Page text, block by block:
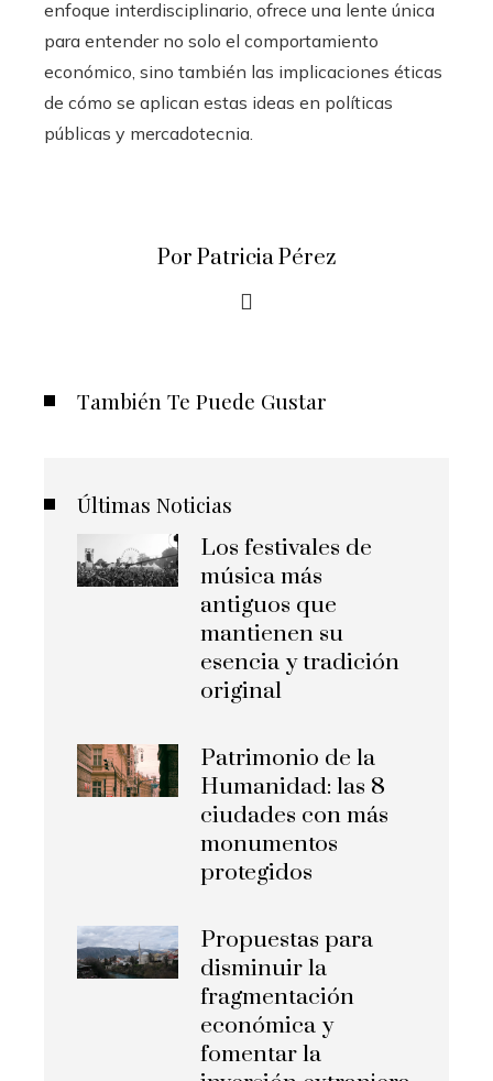
enfoque interdisciplinario, ofrece una lente única
para entender no solo el comportamiento
económico, sino también las implicaciones éticas
de cómo se aplican estas ideas en políticas
públicas y mercadotecnia.
Por Patricia Pérez
También Te Puede Gustar
Últimas Noticias
Los festivales de
música más
antiguos que
mantienen su
esencia y tradición
original
Patrimonio de la
Humanidad: las 8
ciudades con más
monumentos
protegidos
Propuestas para
disminuir la
fragmentación
económica y
fomentar la